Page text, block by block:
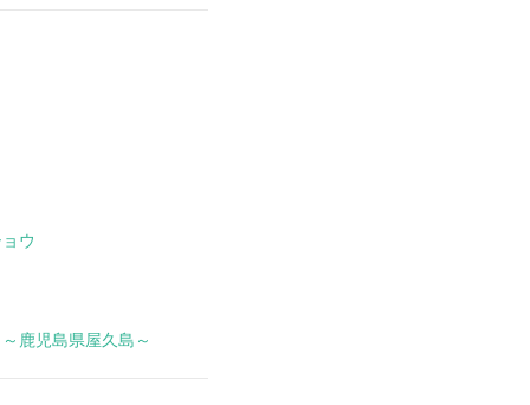
ウ
鹿児島県屋久島～